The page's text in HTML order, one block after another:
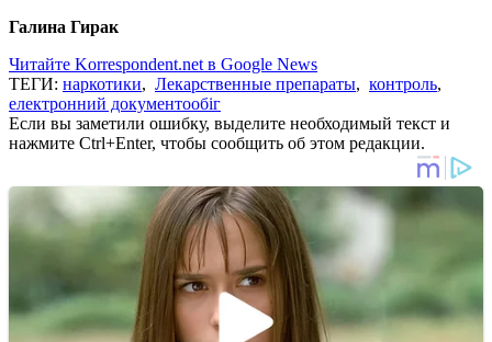
Галина Гирак
Читайте Korrespondent.net в Google News
ТЕГИ: наркотики, Лекарственные препараты, контроль,
електронний документообіг
Если вы заметили ошибку, выделите необходимый текст и
нажмите Ctrl+Enter, чтобы сообщить об этом редакции.